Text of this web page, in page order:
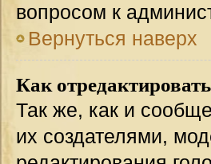
вопросом к
Вернуться наверх
Как
Так же, как и
их создателями,